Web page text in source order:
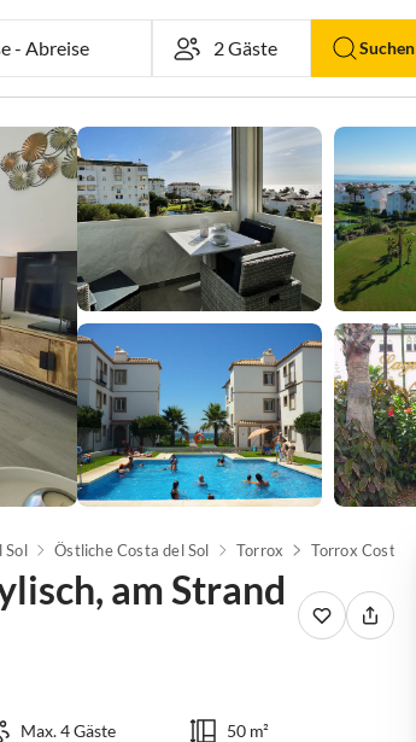
-Abreise Suchen
Sol Östliche Costa del Sol Torrox Torrox Costa
am Strand
Max. 4 Gäste 50 m²